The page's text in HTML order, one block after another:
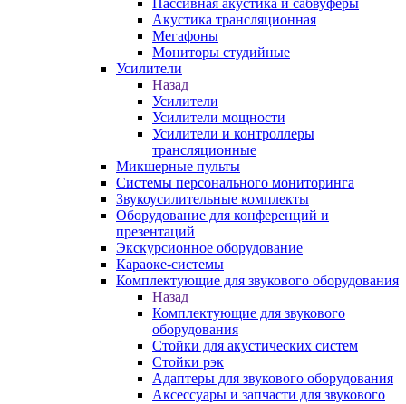
Пассивная акустика и сабвуферы
Акустика трансляционная
Мегафоны
Мониторы студийные
Усилители
Назад
Усилители
Усилители мощности
Усилители и контроллеры
трансляционные
Микшерные пульты
Системы персонального мониторинга
Звукоусилительные комплекты
Оборудование для конференций и
презентаций
Экскурсионное оборудование
Караоке-системы
Комплектующие для звукового оборудования
Назад
Комплектующие для звукового
оборудования
Стойки для акустических систем
Стойки рэк
Адаптеры для звукового оборудования
Аксессуары и запчасти для звукового